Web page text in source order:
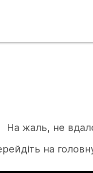
На жаль, не
на